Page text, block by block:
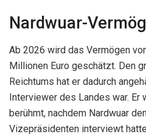
Nardwuar-
Ab 2026 wird das Vermögen
Millionen Euro geschätzt. Den
Reichtums hat er dadurch
Interviewer des Landes war. Er
berühmt, nachdem Nardwuar
Vizepräsidenten interviewt hatte